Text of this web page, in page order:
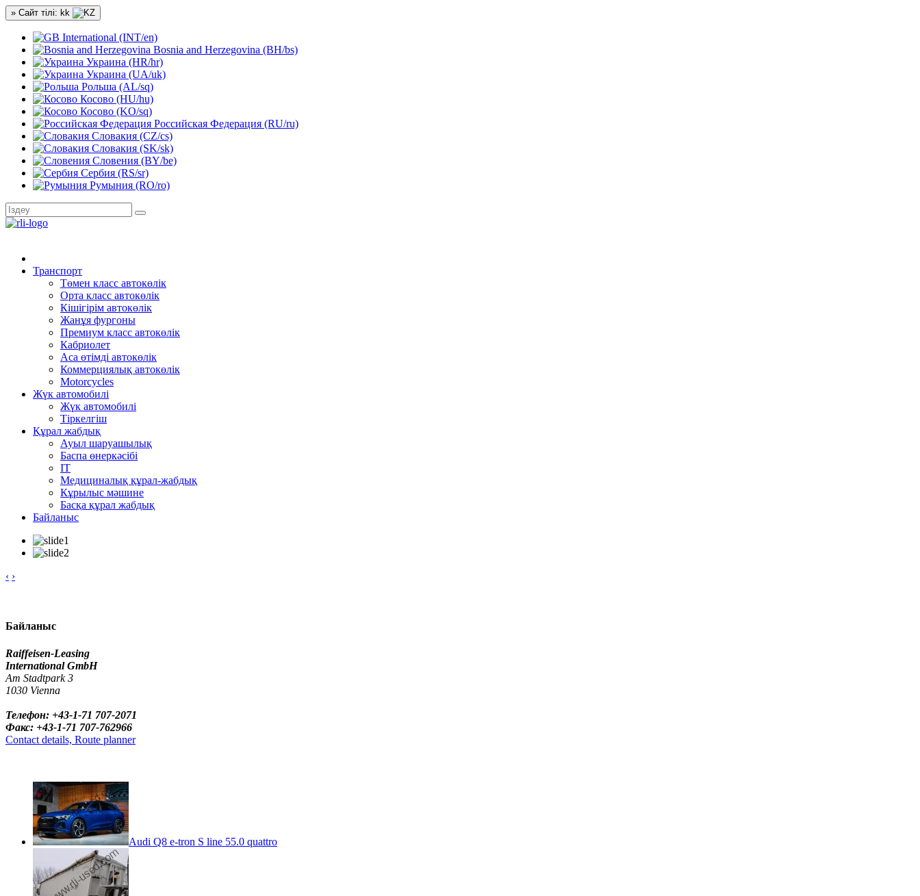
» Сайт тілі: kk
International (INT/en)
Bosnia and Herzegovina (BH/bs)
Украина (HR/hr)
Украина (UA/uk)
Рольша (AL/sq)
Косово (HU/hu)
Косово (KO/sq)
Российская Федерация (RU/ru)
Словакия (CZ/cs)
Словакия (SK/sk)
Словения (BY/be)
Сербия (RS/sr)
Румыния (RO/ro)
Транспорт
Төмен класс автокөлік
Орта класс автокөлік
Кішігірім автокөлік
Жанұя фургоны
Премиум класс автокөлік
Кабриолет
Аса өтімді автокөлік
Коммерциялық автокөлік
Motorcycles
Жүк автомобилі
Жүк автомобилі
Тіркелгіш
Құрал жабдық
Ауыл шаруашылық
Баспа өнеркәсібі
IT
Медициналық құрал-жабдық
Кұрылыс мәшине
Басқа құрал жабдық
Байланыс
‹ ›
Байланыс
Raiffeisen-Leasing
International GmbH
Am Stadtpark 3
1030 Vienna
Телефон: +43-1-71 707-2071
Факс: +43-1-71 707-762966
Contact details, Route planner
Audi Q8 e-tron S line 55.0 quattro